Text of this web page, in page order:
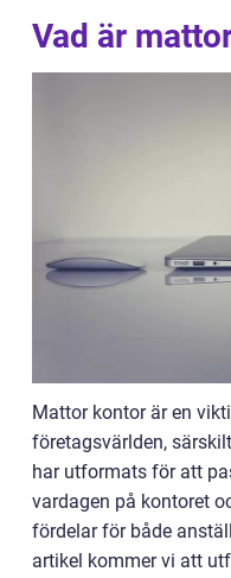
Vad är
Mattor kontor är en
företagsvärlden,
har utformats för att
vardagen på kontoret
fördelar för både
artikel kommer vi att